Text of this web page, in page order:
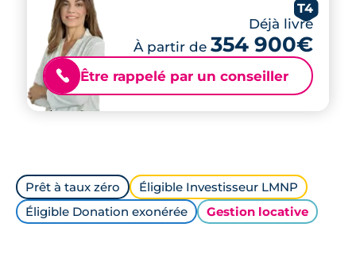
T4
Déjà livré
À partir de 354 900€
📞 Être rappelé par un conseiller
Prêt à taux zéro
Éligible Investisseur LMNP
Éligible Donation exonérée
Gestion locative